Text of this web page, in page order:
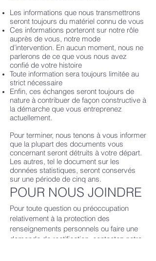
Les informations que nous transmettrons
seront toujours du matériel connu de vous
Ces informations porteront sur notre rôle
auprès de vous, notre mode
d’intervention. En aucun moment, nous ne
parlerons de ce que vous nous avez
confié de votre histoire
Toute information sera toujours limitée au
strict nécessaire
Enfin, ces échanges seront toujours de
nature à contribuer de façon constructive à
la démarche que vous entreprenez
actuellement.
Pour terminer, nous tenons à vous informer
que la plupart des documents vous
concernant seront détruits à votre départ.
Les autres, tel le document sur les
données statistiques, seront conservés
sur une période de cinq ans.
POUR NOUS JOINDRE
Pour toute question ou préoccupation
relativement à la protection des
renseignements personnels ou faire une
demande de rectification, contactez notre